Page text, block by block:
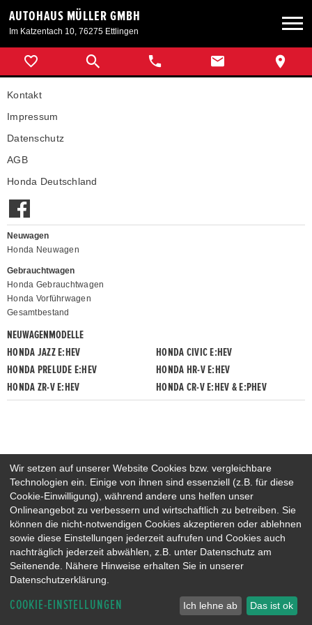
AUTOHAUS MÜLLER GMBH
Im Katzentach 10, 76275 Ettlingen
Neuwagen
Gebrauchtwagen
Angebote
Unser Autohaus
Kontakt
Impressum
Datenschutz
AGB
Honda Deutschland
Neuwagen
Honda Neuwagen
Gebrauchtwagen
Honda Gebrauchtwagen
Honda Vorführwagen
Gesamtbestand
NEUWAGENMODELLE
HONDA JAZZ E:HEV
HONDA CIVIC E:HEV
HONDA PRELUDE E:HEV
HONDA HR-V E:HEV
HONDA ZR-V E:HEV
HONDA CR-V E:HEV & E:PHEV
Wir setzen auf unserer Website Cookies bzw. vergleichbare
Technologien ein. Einige von ihnen sind essenziell (z.B. für diese
Cookie-Einwilligung), während andere uns helfen unser
Onlineangebot zu verbessern und wirtschaftlich zu betreiben. Sie
können die nicht-notwendigen Cookies akzeptieren oder ablehnen
sowie diese Einstellungen jederzeit aufrufen und Cookies auch
nachträglich jederzeit abwählen, z.B. unter Datenschutz am
Seitenende. Nähere Hinweise erhalten Sie in unserer
Datenschutzerklärung.
COOKIE-EINSTELLUNGEN Ich lehne ab Das ist ok